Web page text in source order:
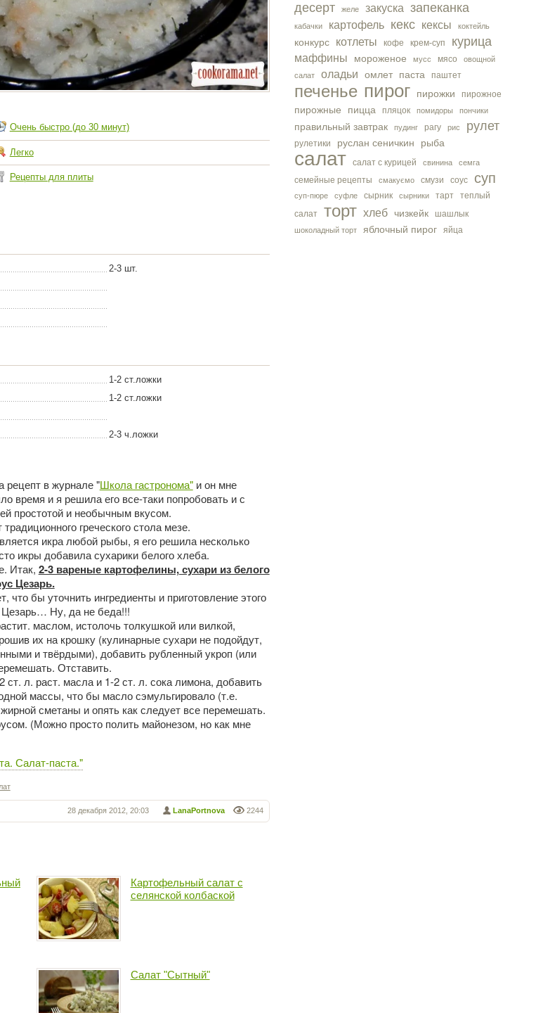
десерт желе закуска запеканка
кабачки картофель кекс кексы коктейль
конкурс котлеты кофе крем-суп курица
маффины мороженое мусс мясо
овощной
салат
оладьи омлет паста паштет
печенье пирог пирожки пирожное
пирожные пицца пляцок помидоры пончики
правильный завтрак пудинг рагу рис рулет
рулетики руслан сеничкин рыба
салат салат с курицей свинина семга
семейные рецепты смакуємо смузи соус суп
суп-пюре суфле сырник сырники тарт
теплый
салат
торт хлеб чизкейк шашлык
шоколадный торт яблочный пирог яйца
Очень быстро (до 30 минут)
Легко
Рецепты для плиты
2-3 шт.
1-2 ст.ложки
1-2 ст.ложки
2-3 ч.ложки
рецепт в журнале "Школа гастронома"и он мне
время и я решила его все-таки попробовать и с
простотой и необычным вкусом.
греческого стола мезе.
икра любой рыбы, я его решила несколько
икры добавила сухарики белого хлеба.
Итак, 2-3 вареные картофелины, сухари из белого
Цезарь.
что бы уточнить ингредиенты и приготовление этого
Цезарь… Ну, да не беда!!!
маслом, истолочь толкушкой или вилкой,
их на крошку (кулинарные сухари не подойдут,
и твёрдыми), добавить рубленный укроп (или
Отставить.
л. раст. масла и 1-2 ст. л. сока лимона, добавить
массы, что бы масло сэмульгировало (т.е.
сметаны и опять как следует все перемешать.
(Можно просто полить майонезом, но как мне
Салат-паста."
2244
LanaPortnova
28 декабря 2012, 20:03
Картофельный салат с
селянской колбаской
Салат "Сытный"